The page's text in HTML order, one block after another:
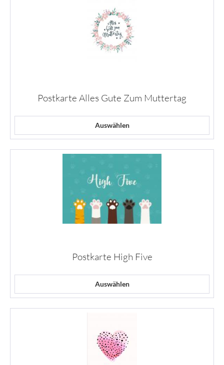
Postkarte Alles Gute Zum Muttertag
Auswählen
Postkarte High Five
Auswählen